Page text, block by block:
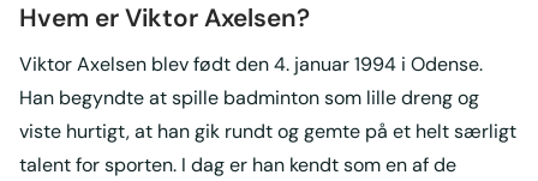
Hvem er Viktor Axelsen?
Viktor Axelsen blev født den 4. januar 1994 i Odense.
Han begyndte at spille badminton som lille dreng og
viste hurtigt, at han gik rundt og gemte på et helt særligt
talent for sporten. I dag er han kendt som en af de